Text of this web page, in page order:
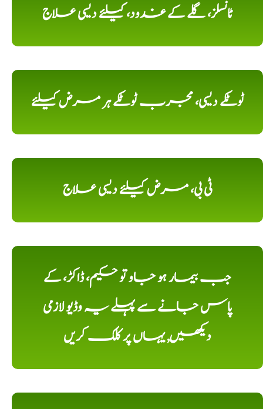
ٹانسلز، گلے کے غدود، کیلئے دیسی علاج
ٹوٹکے دیسی، مجرب ٹوٹکے ہر مرض کیلئے
ٹی بی، مرض کیلئے دیسی علاج
جب بیمار ہو جاو تو حکیم، ڈاکڑ، کے
پاس جانے سے پہلے یہ وڈیو لازمی
دیکھیں, یہاں پر کلک کریں